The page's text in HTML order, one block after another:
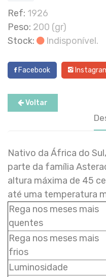
Ref: 1926
Peso: 200 (gr)
Stock:
Indisponível.
Facebook
Voltar
Nativo da África do
parte da família
altura máxima de 45
até uma temperatura
Rega nos meses mais
quentes
Rega nos meses mais
frios
Luminosidade